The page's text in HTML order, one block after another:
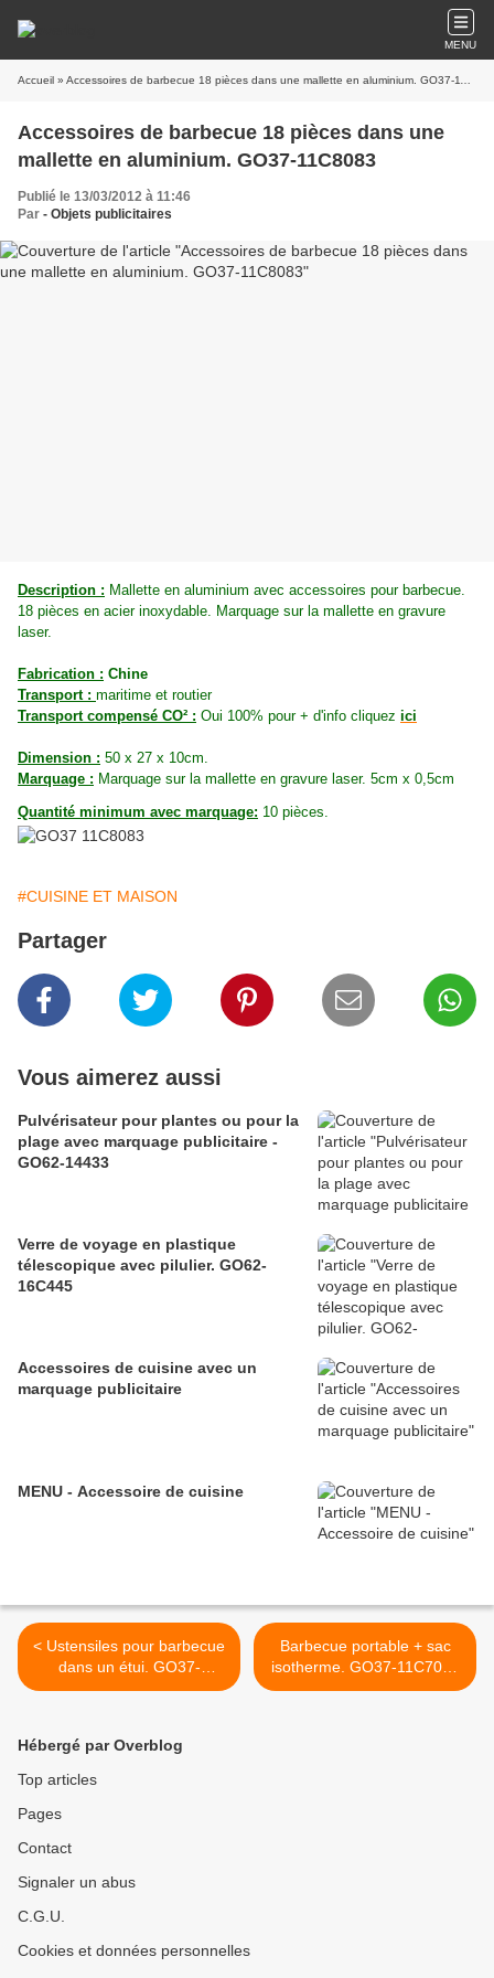
MENU
Accueil » Accessoires de barbecue 18 pièces dans une mallette en aluminium. GO37-11C8083
Accessoires de barbecue 18 pièces dans une
mallette en aluminium. GO37-11C8083
Publié le 13/03/2012 à 11:46
Par - Objets publicitaires
Description : Mallette en aluminium avec accessoires pour barbecue.
18 pièces en acier inoxydable. Marquage sur la mallette en gravure
laser.
Fabrication : Chine
Transport : maritime et routier
Transport compensé CO² : Oui 100% pour + d'info cliquez ici
Dimension : 50 x 27 x 10cm.
Marquage : Marquage sur la mallette en gravure laser. 5cm x 0,5cm
Quantité minimum avec marquage: 10 pièces.
#CUISINE ET MAISON
Partager
Vous aimerez aussi
Pulvérisateur pour plantes ou pour la
plage avec marquage publicitaire -
GO62-14433
Verre de voyage en plastique
télescopique avec pilulier. GO62-
16C445
Accessoires de cuisine avec un
marquage publicitaire
MENU - Accessoire de cuisine
< Ustensiles pour barbecue
dans un étui. GO37-
11C1843
Barbecue portable + sac
isotherme. GO37-11C7006
>
Hébergé par Overblog
Top articles
Pages
Contact
Signaler un abus
C.G.U.
Cookies et données personnelles